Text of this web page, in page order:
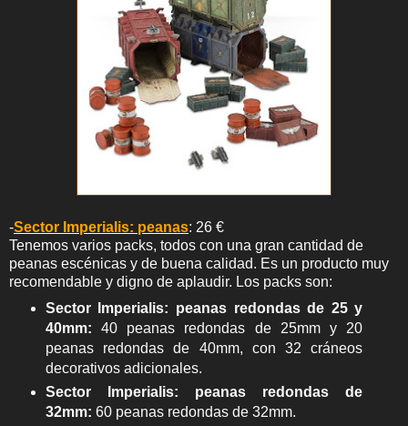
-Sector Imperialis: peanas: 26 €
Tenemos varios packs, todos con una gran cantidad de
peanas escénicas y de buena calidad. Es un producto muy
recomendable y digno de aplaudir. Los packs son:
Sector Imperialis: peanas redondas de 25 y
40mm: 40 peanas redondas de 25mm y 20
peanas redondas de 40mm, con 32 cráneos
decorativos adicionales.
Sector Imperialis: peanas redondas de
32mm: 60 peanas redondas de 32mm.